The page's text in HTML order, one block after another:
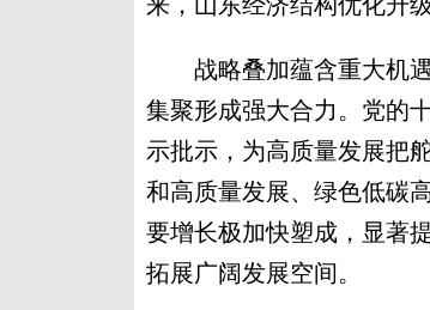
战略叠加蕴含重大机遇
集聚形成强大合力。党的
示批示，为高质量发展把
和高质量发展、绿色低碳
要增长极加快塑成，显著
拓展广阔发展空间。